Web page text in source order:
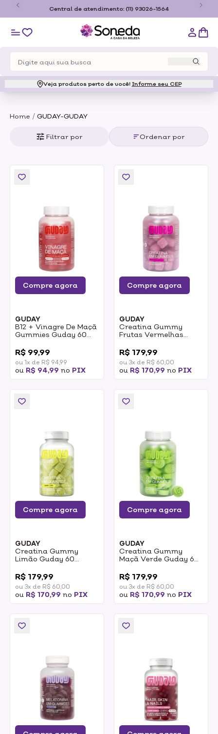
Central de atendimento: (11) 93026-1564
Veja produtos perto de você! Informe seu CEP
Home / GUDAY-GUDAY
Filtrar por Ordenar por
Compre agora
GUDAY
B12 + Vinagre De Maçã
Gummies Guday 60
R$ 99,99
ou 1x de R$ 94,99
ou R$ 94,99 no PIX
Compre agora
GUDAY
Creatina Gummy
Frutas Vermelhas
R$ 179,99
ou 3x de R$ 60,00
ou R$ 170,99 no PIX
Compre agora
GUDAY
Creatina Gummy
Limão Guday 60
R$ 179,99
ou 3x de R$ 60,00
ou R$ 170,99 no PIX
Compre agora
GUDAY
Creatina Gummy
Maçã Verde Guday 60
R$ 179,99
ou 3x de R$ 60,00
ou R$ 170,99 no PIX